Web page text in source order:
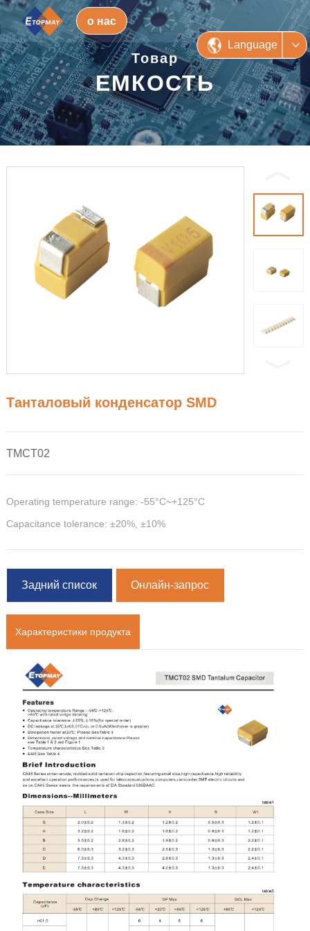
о нас
Language
Товар
ЕМКОСТЬ
Танталовый конденсатор SMD
TMCT02
Operating temperature range: -55°C~+125°C
Capacitance tolerance: ±20%, ±10%
Задний список Онлайн-запрос
Характеристики продукта